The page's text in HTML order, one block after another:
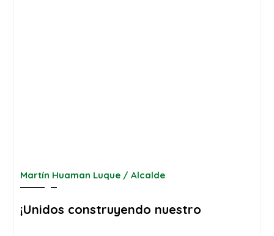
Martín Huaman Luque / Alcalde
¡Unidos construyendo nuestro